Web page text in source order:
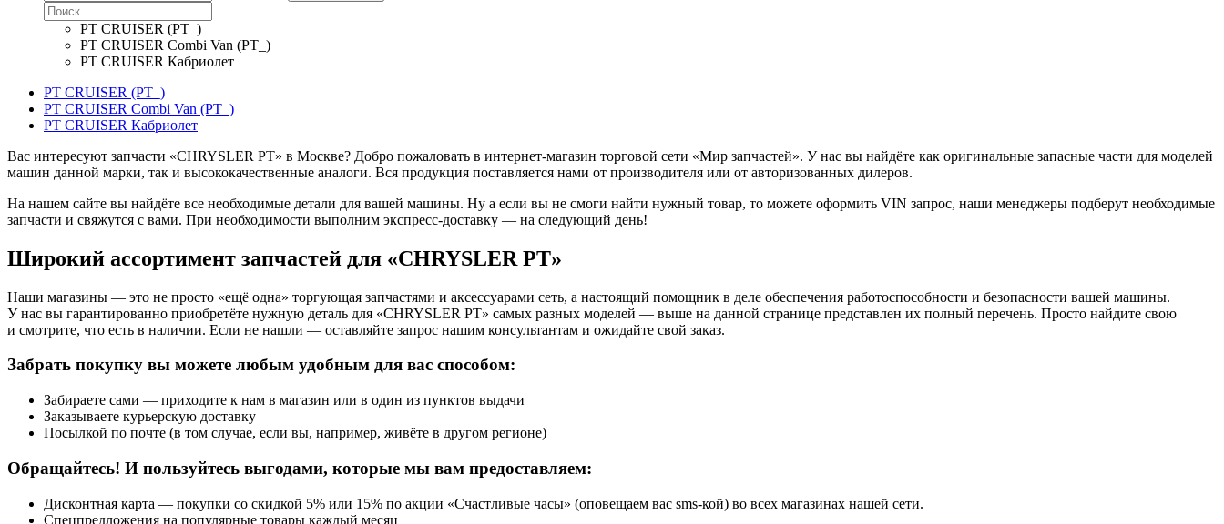
PT CRUISER (PT_)
PT CRUISER Combi Van (PT_)
PT CRUISER Кабриолет
PT CRUISER (PT_)
PT CRUISER Combi Van (PT_)
PT CRUISER Кабриолет
Вас интересуют запчасти «CHRYSLER PT» в Москве? Добро пожаловать в интернет-магазин торговой сети «Мир запчастей». У нас вы найдёте как оригинальные запасные части для моделей
машин данной марки, так и высококачественные аналоги. Вся продукция поставляется нами от производителя или от авторизованных дилеров.
На нашем сайте вы найдёте все необходимые детали для вашей машины. Ну а если вы не смоги найти нужный товар, то можете оформить VIN запрос, наши менеджеры подберут необходимые
запчасти и свяжутся с вами. При необходимости выполним экспресс-доставку — на следующий день!
Широкий ассортимент запчастей для «CHRYSLER PT»
Наши магазины — это не просто «ещё одна» торгующая запчастями и аксессуарами сеть, а настоящий помощник в деле обеспечения работоспособности и безопасности вашей машины.
У нас вы гарантированно приобретёте нужную деталь для «CHRYSLER PT» самых разных моделей — выше на данной странице представлен их полный перечень. Просто найдите свою
и смотрите, что есть в наличии. Если не нашли — оставляйте запрос нашим консультантам и ожидайте свой заказ.
Забрать покупку вы можете любым удобным для вас способом:
Забираете сами — приходите к нам в магазин или в один из пунктов выдачи
Заказываете курьерскую доставку
Посылкой по почте (в том случае, если вы, например, живёте в другом регионе)
Обращайтесь! И пользуйтесь выгодами, которые мы вам предоставляем:
Дисконтная карта — покупки со скидкой 5% или 15% по акции «Счастливые часы» (оповещаем вас sms-кой) во всех магазинах нашей сети.
Спецпредложения на популярные товары каждый месяц